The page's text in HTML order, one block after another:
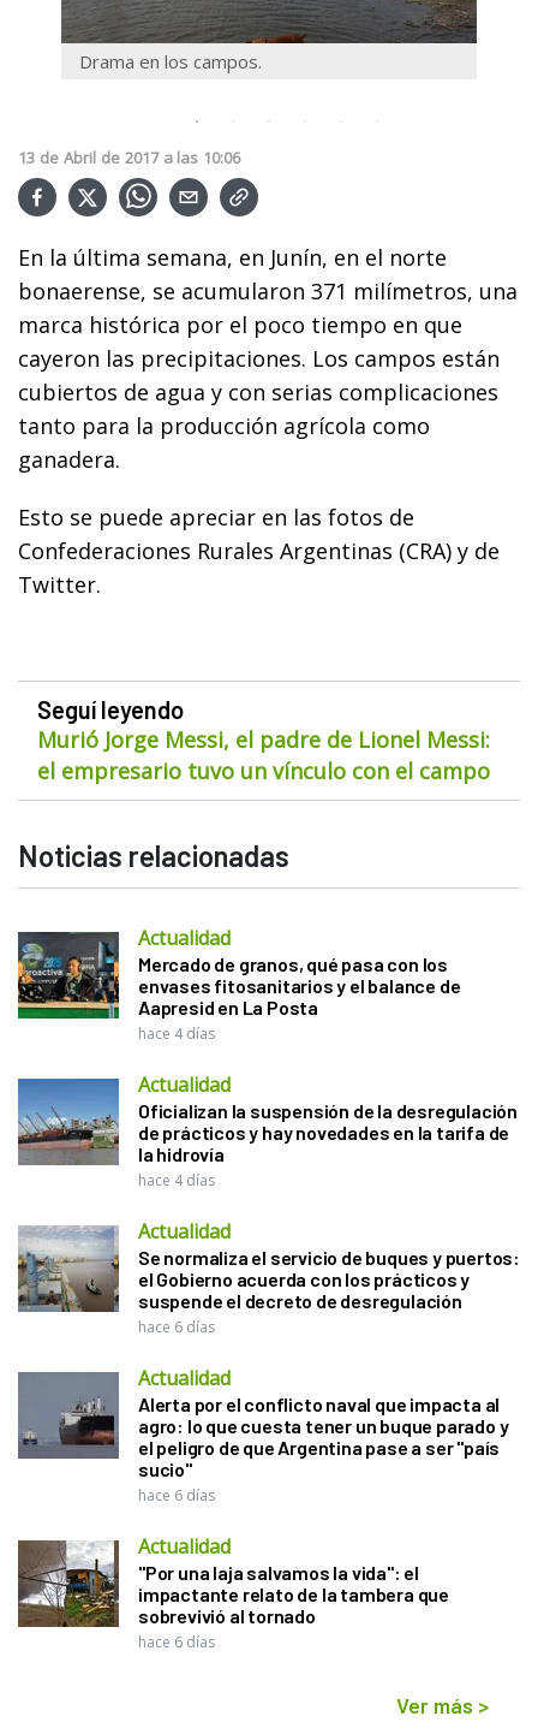
Drama en los campos.
13 de Abril de 2017 a las 10:06
En la última semana, en Junín, en el norte
bonaerense, se acumularon 371 milímetros, una
marca histórica por el poco tiempo en que
cayeron las precipitaciones. Los campos están
cubiertos de agua y con serias complicaciones
tanto para la producción agrícola como
ganadera.
Esto se puede apreciar en las fotos de
Confederaciones Rurales Argentinas (CRA) y de
Twitter.
Seguí leyendo
Murió Jorge Messi, el padre de Lionel Messi:
el empresario tuvo un vínculo con el campo
Noticias relacionadas
Actualidad
Mercado de granos, qué pasa con los
envases fitosanitarios y el balance de
Aapresid en La Posta
hace 4 días
Actualidad
Oficializan la suspensión de la desregulación
de prácticos y hay novedades en la tarifa de
la hidrovía
hace 4 días
Actualidad
Se normaliza el servicio de buques y puertos:
el Gobierno acuerda con los prácticos y
suspende el decreto de desregulación
hace 6 días
Actualidad
Alerta por el conflicto naval que impacta al
agro: lo que cuesta tener un buque parado y
el peligro de que Argentina pase a ser "país
sucio"
hace 6 días
Actualidad
"Por una laja salvamos la vida": el
impactante relato de la tambera que
sobrevivió al tornado
hace 6 días
Ver más >